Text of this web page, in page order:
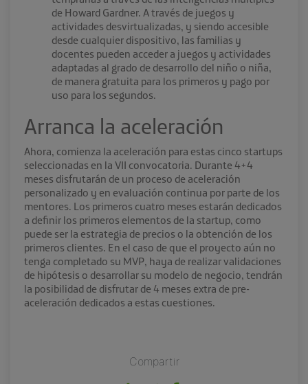
de Howard Gardner. A través de juegos y
actividades desvirtualizadas, y siendo accesible
desde cualquier dispositivo, las familias y
docentes pueden acceder a juegos y actividades
adaptadas al grado de desarrollo del niño o niña,
de manera gratuita para los primeros y pago por
uso para los segundos.
Arranca la aceleración
Ahora, comienza la aceleración para estas cinco startups
seleccionadas en la VII convocatoria. Durante 4+4
meses disfrutarán de un proceso de aceleración
personalizado y en evaluación continua por parte de los
mentores. Los primeros cuatro meses estarán dedicados
a definir los primeros elementos de la startup, como
puede ser la estrategia de precios o la obtención de los
primeros clientes. En el caso de que el proyecto aún no
tenga completado su MVP, haya de realizar validaciones
de hipótesis o desarrollar su modelo de negocio, tendrán
la posibilidad de disfrutar de 4 meses extra de pre-
aceleración dedicados a estas cuestiones.
Compartir